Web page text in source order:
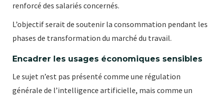
renforcé des salariés concernés.
L’objectif serait de soutenir la consommation pendant les
phases de transformation du marché du travail.
Encadrer les usages économiques sensibles
Le sujet n’est pas présenté comme une régulation
générale de l’intelligence artificielle, mais comme un